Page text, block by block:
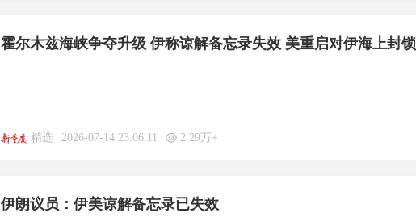
霍尔木兹海峡争夺升级 伊称谅解备忘录失效 美重启对伊海上封锁
精选 2026-07-14 23:06:11 2.29万+
伊朗议员：伊美谅解备忘录已失效